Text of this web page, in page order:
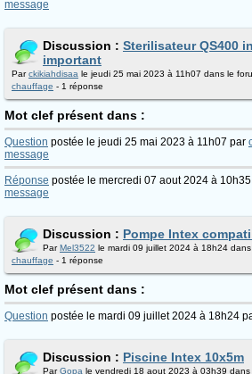
message
Discussion : Sterilisateur QS400
important
Parckikiahdisaa le jeudi 25 mai 2023 à 11h07 dans le
chauffage - 1 réponse
Mot clef présent dans :
Question postée le jeudi 25 mai 2023 à 11h07 par
message
Réponse postée le mercredi 07 aout 2024 à
message
Discussion : Pompe Intex
ParMel3522 le mardi 09 juillet 2024 à 18h24
chauffage - 1 réponse
Mot clef présent dans :
Question postée le mardi 09 juillet 2024 à 18h24
Discussion : Piscine Intex 10x5m
ParGopa le vendredi 18 aout 2023 à 03h39 dans